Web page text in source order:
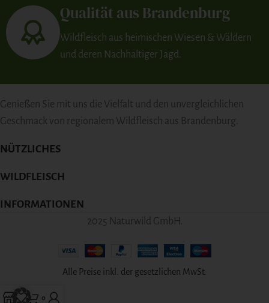
Qualität aus Brandenburg
Wildfleisch aus heimischen Wiesen & Wäldern
und deren Nachhaltiger Jagd.
Genießen Sie mit uns die Vielfalt und den unvergleichlichen
Geschmack von regionalem Wildfleisch aus Brandenburg.
NÜTZLICHES
WILDFLEISCH
INFORMATIONEN
2025 Naturwild GmbH.
Alle Preise inkl. der gesetzlichen MwSt.
0